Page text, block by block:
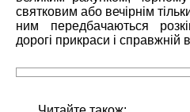
святковим або вечірнім
ним передбачаються
дорогі прикраси і справжній